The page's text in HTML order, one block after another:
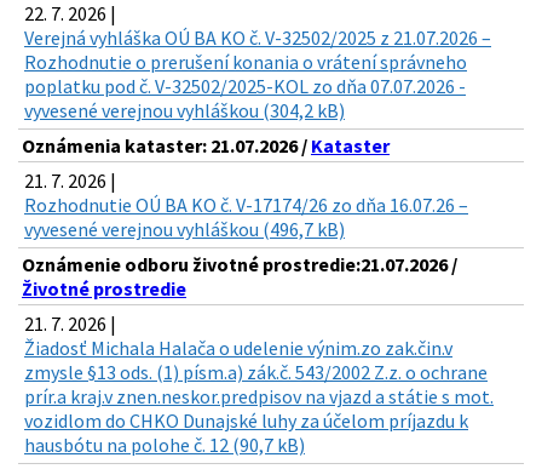
22. 7. 2026 |
Verejná vyhláška OÚ BA KO č. V-32502/2025 z 21.07.2026 –
Rozhodnutie o prerušení konania o vrátení správneho
poplatku pod č. V-32502/2025-KOL zo dňa 07.07.2026 -
vyvesené verejnou vyhláškou (304,2 kB)
Oznámenia kataster: 21.07.2026 / Kataster
21. 7. 2026 |
Rozhodnutie OÚ BA KO č. V-17174/26 zo dňa 16.07.26 –
vyvesené verejnou vyhláškou (496,7 kB)
Oznámenie odboru životné prostredie:21.07.2026 /
Životné prostredie
21. 7. 2026 |
Žiadosť Michala Halača o udelenie výnim.zo zak.čin.v
zmysle §13 ods. (1) písm.a) zák.č. 543/2002 Z.z. o ochrane
prír.a kraj.v znen.neskor.predpisov na vjazd a státie s mot.
vozidlom do CHKO Dunajské luhy za účelom príjazdu k
hausbótu na polohe č. 12 (90,7 kB)